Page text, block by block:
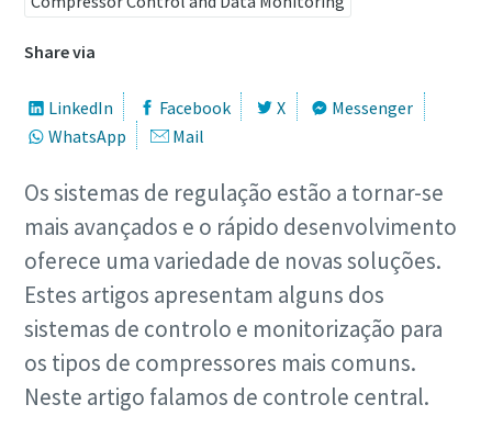
Share via
LinkedIn Facebook X
Messenger
WhatsApp
Mail
Os sistemas de regulação estão a tornar-se
mais avançados e o rápido desenvolvimento
oferece uma variedade de novas soluções.
Estes artigos apresentam alguns dos
sistemas de controlo e monitorização para
os tipos de compressores mais comuns.
Neste artigo falamos de controle central.